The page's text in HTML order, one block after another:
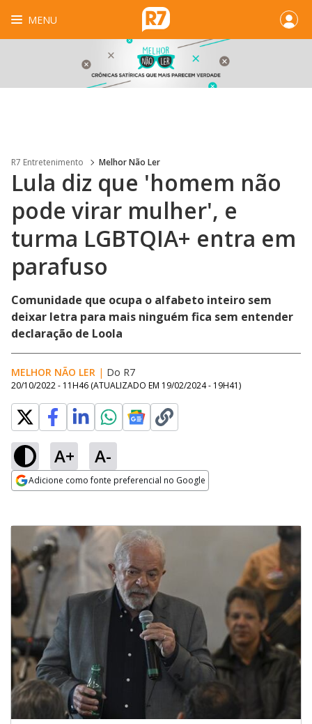
MENU
R7 Entretenimento Melhor Não Ler
Lula diz que 'homem não
pode virar mulher', e
turma LGBTQIA+ entra em
parafuso
Comunidade que ocupa o alfabeto inteiro sem
deixar letra para mais ninguém fica sem entender
declaração de Loola
MELHOR NÃO LER | Do R7
20/10/2022 - 11H46 (ATUALIZADO EM 19/02/2024 - 19H41)
A+ A-
Adicione como fonte preferencial no Google